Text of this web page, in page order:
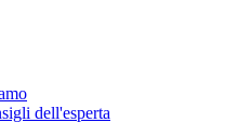
dell'esperta